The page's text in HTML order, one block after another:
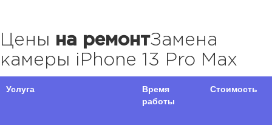
Цены на ремонтЗамена
камеры iPhone 13 Pro Max
Услуга
Время
работы
Стоимость